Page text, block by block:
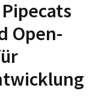
Open-